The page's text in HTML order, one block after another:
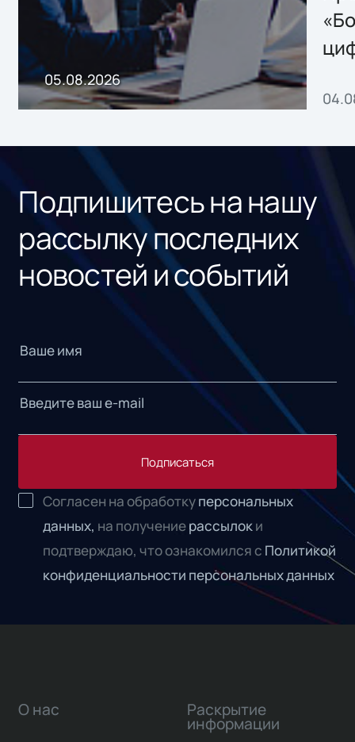
хранения данных
05.08.2026
Подпишитесь на нашу
рассылку последних
новостей и событий
Подписаться
Согласен на обработкуперсональных
данных, на получениерассылоки
подтверждаю, что ознакомился с Политикой
конфиденциальности персональных данных
О нас Раскрытие
информации